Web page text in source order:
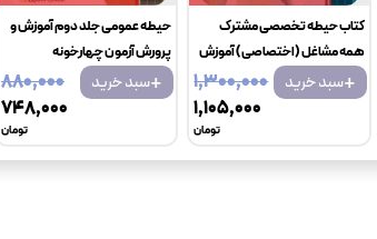
کتاب حیطه تخصصی مشترک
همه مشاغل (اختصاصی) آموزش
و پرورش
+سبد خرید
۱٬۳۰۰٬۰۰۰
۱٬۱۰۵٬۰۰۰
تومان
حیطه عمومی جلد دوم آموزش و
پرورش آزمون چهارخونه
+سبد خرید
۸۸۰٬۰۰۰
۷۴۸٬۰۰۰
تومان